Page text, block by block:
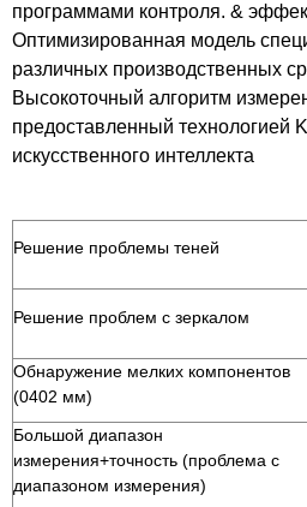
программами контроля. &
Оптимизированная модель
различных производственных
Высокоточный алгоритм
предоставленный технологией
искусственного интеллекта
Решение проблемы теней
Решение проблем с зеркалом
Обнаружение мелких компонентов
(0402 мм)
Большой диапазон
измерения+точность (проблема с
диапазоном измерения)